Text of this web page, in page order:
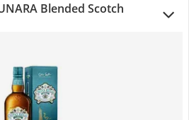
Blended Scotch